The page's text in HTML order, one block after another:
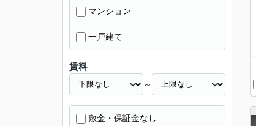
マンション
一戸建て
賃料
～
敷金・保証金なし